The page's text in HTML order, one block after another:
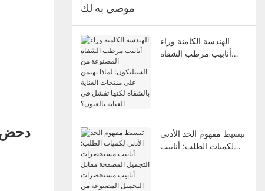
موصى به لك
الهندسة الكامنة وراء
أنابيب مرطب الشفاه
تبسيط مفهوم الحد الأدنى
لكميات الطلب: أنابيب